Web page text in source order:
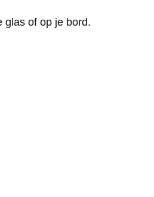
glas of op je bord.